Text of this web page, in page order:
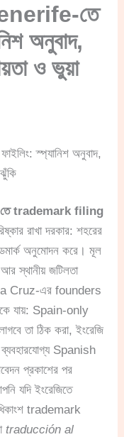
তে
অনুবাদ,
ও ভুয়া
স্প্যানিশ অনুবাদ,
trademark filing
রাখা দরকার: শহরের
অনুমোদন করে। মূল
স্থানীয় জটিলতা
Cruz-এর founders
যায়: Spain-only
তা ঠিক করা, ইংরেজি
Spanish
প্রকাশের পর
যদি ইংরেজিতে
trademark
traducción al